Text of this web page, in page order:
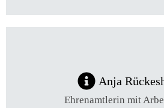
Anja
Ehrenamtlerin mit